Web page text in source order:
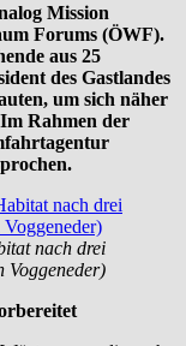
Mission
Forums (ÖWF).
aus 25
des Gastlandes
um sich näher
Rahmen der
nach drei